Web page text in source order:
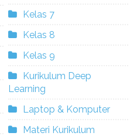
Kelas 7
Kelas 8
Kelas 9
Kurikulum Deep
Learning
Laptop & Komputer
Materi Kurikulum